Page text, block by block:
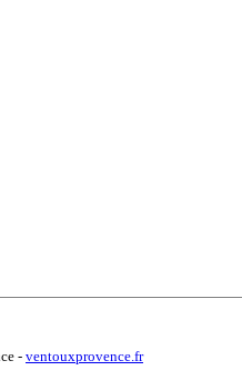
- ventouxprovence.fr